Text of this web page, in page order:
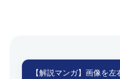
【解説マンガ】画像を